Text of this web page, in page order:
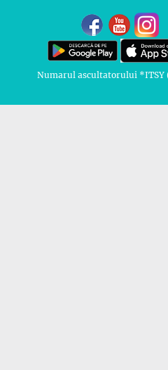
Numarul ascultatorului *ITSY